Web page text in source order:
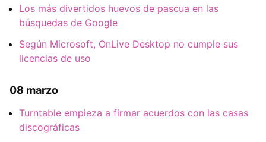
Los más divertidos huevos de pascua en las
búsquedas de Google
Según Microsoft, OnLive Desktop no cumple sus
licencias de uso
08 marzo
Turntable empieza a firmar acuerdos con las casas
discográficas